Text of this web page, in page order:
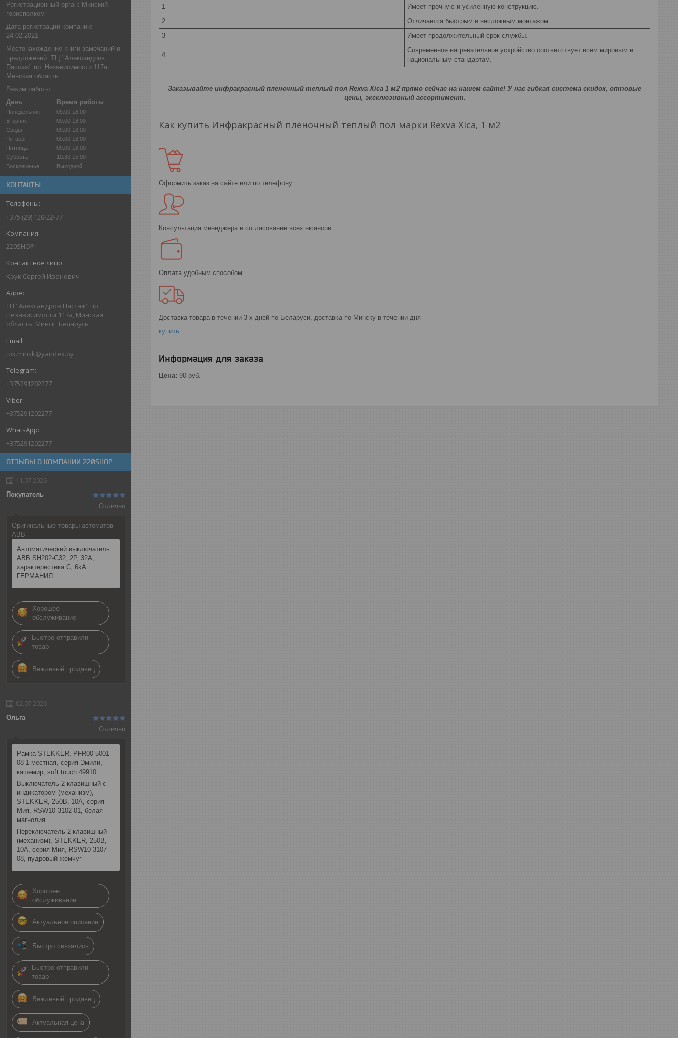
Регистрационный орган: Минский
горисполком
Дата регистрации компании:
24.02.2021
Местонахождение книги замечаний и
предложений: ТЦ "Александров
Пассаж" пр. Независимости 117а,
Минская область
Режим работы:
День
Время работы
Понедельник
09:00-18:00
Вторник
09:00-18:00
Среда
09:00-18:00
Четверг
09:00-18:00
Пятница
09:00-18:00
Суббота
10:30-15:00
Воскресенье
Выходной
КОНТАКТЫ
+375 (29) 120-22-77
220SHOP
Крук Сергей Иванович
ТЦ "Александров Пассаж" пр.
Независимости 117а, Минская
область, Минск, Беларусь
tok.minsk@yandex.by
+375291202277
+375291202277
+375291202277
ОТЗЫВЫ О КОМПАНИИ 220SHOP
11.07.2026
Покупатель
Отлично
Оригинальные товары автоматов
ABB
Автоматический выключатель
ABB SH202-C32, 2P, 32А,
характеристика C, 6kA
ГЕРМАНИЯ
Хорошее
обслуживание
Быстро отправили
товар
Вежливый продавец
02.07.2026
Ольга
Отлично
Рамка STEKKER, PFR00-5001-
08 1-местная, серия Эмили,
кашемир, soft touch 49910
Выключатель 2-клавишный c
индикатором (механизм),
STEKKER, 250В, 10А, серия
Мия, RSW10-3102-01, белая
магнолия
Переключатель 2-клавишный
(механизм), STEKKER, 250В,
10А, серия Мия, RSW10-3107-
08, пудровый жемчуг
Хорошее
обслуживание
Актуальное описание
Быстро связались
Быстро отправили
товар
Вежливый продавец
Актуальная цена
1
Имеет прочную и усиленную конструкцию.
2
Отличается быстрым и несложным монтажом.
3
Имеет продолжительный срок службы.
4
Современное нагревательное устройство соответствует всем мировым и
национальным стандартам.
Заказывайте инфракрасный пленочный теплый пол Rexva Xica 1 м2 прямо сейчас на нашем сайте! У нас гибкая система скидок, оптовые
цены, эксклюзивный ассортимент.
Как купить Инфракрасный пленочный теплый пол марки Rexva Xica, 1 м2
Оформить заказ на сайте или по телефону
Консультация менеджера и согласование всех нюансов
Оплата удобным способом
Доставка товара в течении 3-х дней по Беларуси, доставка по Минску в течении дня
купить
Информация для заказа
Цена: 90 руб.